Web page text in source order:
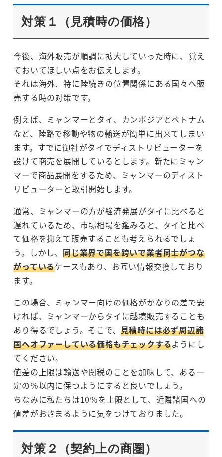
対策１（見積時の価格）
今後、海外販売が順調に拡大していった時に、覚え
ておいてほしい点をお伝えします。
それは海外、特に陸続きの位置関係にある国々へ販
売する時の対策です。
例えば、ミャンマーとタイ、カンボジアとベトナム
など、陸路で移動や物の輸送が簡単に出来てしまい
ます。すでに御社がタイでディストリビューターを
設けて商売を展開しているとします。新たにミャン
マーで商品展開をするため、ミャンマーのディスト
リビューターと取引開始します。
通常、ミャンマーの方が経済発展がタイに比べると
遅れているため、市場相場を鑑みると、タイと比べ
て価格を抑えて販売することも考えられるでしょ
う。しかし、 同じ業界で国を跨いで業者同士がつな
がっているケースもあり、お互い情報交換しており
ます。
この場合、ミャンマー向けの価格がかなりの差で安
ければ、ミャンマーからタイに越境販売することも
あり得るでしょう。そこで、 見積時には必ず周辺諸
国へオファーしている価格もチェックするようにし
てください。
値差の上限は輸送や関税のことを加味して、ある一
定の％以内に保つようにすると良いでしょう。
ちなみに私たちは10％を上限として、近隣諸国への
値差がおさまるように気をつけておりました。
対策２（契約上の商圏）